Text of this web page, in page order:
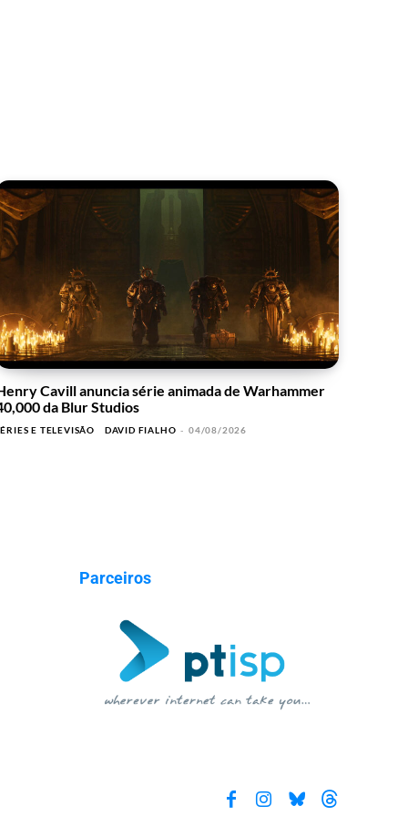
Cavill anuncia série animada de Warhammer
da Blur Studios
E TELEVISÃO DAVID FIALHO - 04/08/2026
Parceiros